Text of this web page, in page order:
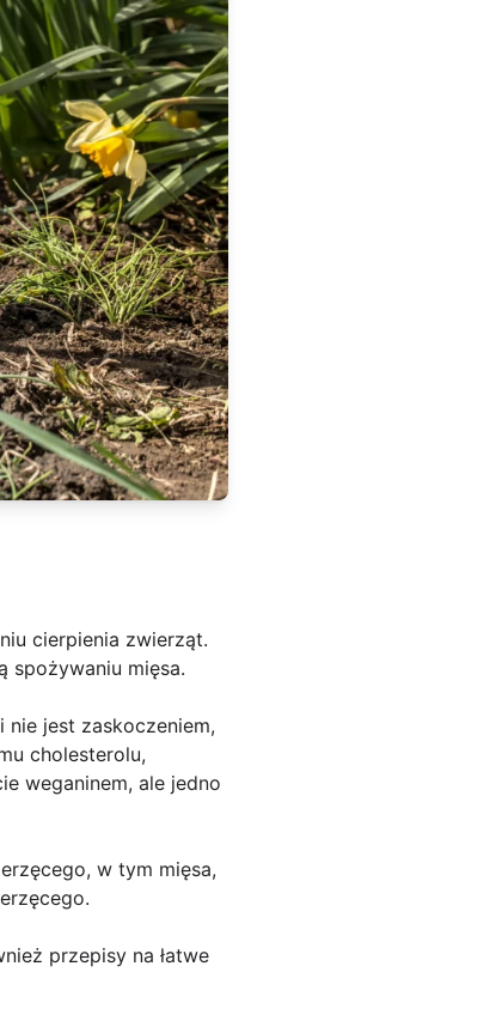
cierpienia zwierząt.
spożywaniu mięsa.
jest zaskoczeniem,
cholesterolu,
weganinem, ale jedno
w tym mięsa,
przepisy na łatwe